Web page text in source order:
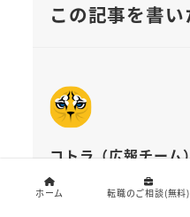
この記事を書い
コトラ（広報チーム
金融、コンサルのハイ
ホーム 転職のご相談(無料)